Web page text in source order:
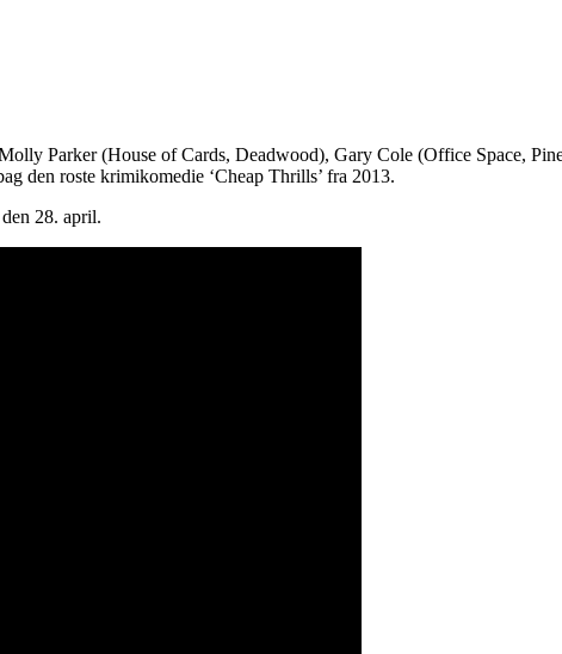
Parker (House of Cards, Deadwood), Gary Cole (Office Space,
den roste krimikomedie ‘Cheap Thrills’ fra 2013.
28. april.